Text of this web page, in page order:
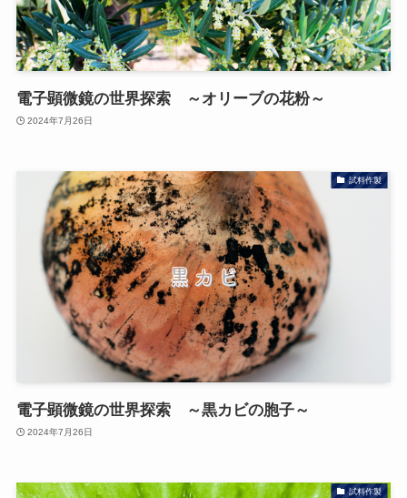
電子顕微鏡の世界探索 ～オリーブの花粉～
2024年7月26日
試料作製
電子顕微鏡の世界探索 ～黒カビの胞子～
2024年7月26日
試料作製